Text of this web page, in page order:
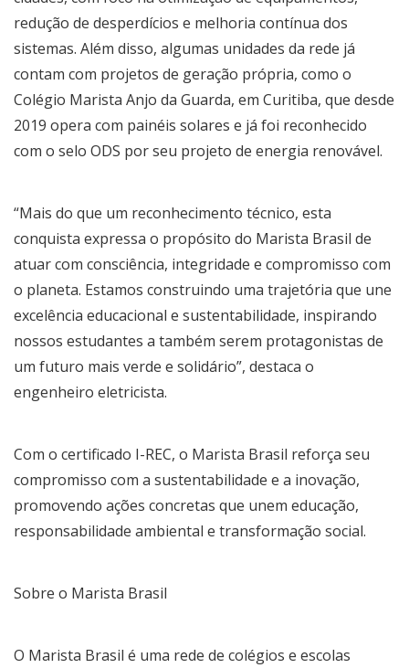
redução de desperdícios e melhoria contínua dos
sistemas. Além disso, algumas unidades da rede já
contam com projetos de geração própria, como o
Colégio Marista Anjo da Guarda, em Curitiba, que desde
2019 opera com painéis solares e já foi reconhecido
com o selo ODS por seu projeto de energia renovável.
“Mais do que um reconhecimento técnico, esta
conquista expressa o propósito do Marista Brasil de
atuar com consciência, integridade e compromisso com
o planeta. Estamos construindo uma trajetória que une
excelência educacional e sustentabilidade, inspirando
nossos estudantes a também serem protagonistas de
um futuro mais verde e solidário”, destaca o
engenheiro eletricista.
Com o certificado I-REC, o Marista Brasil reforça seu
compromisso com a sustentabilidade e a inovação,
promovendo ações concretas que unem educação,
responsabilidade ambiental e transformação social.
Sobre o Marista Brasil
O Marista Brasil é uma rede de colégios e escolas